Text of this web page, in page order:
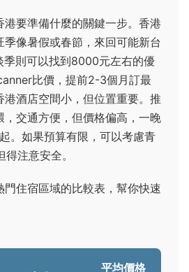
港要準備什麼的關鍵一步。香港
像暑假或春節，來回可能新台
則可以找到8000元左右的優
比價，提前2-3個月訂最
港酒店空間小，但位置重要。推
，交通方便，但價格偏高，一晚
。如果預算有限，可以考慮青
注意安全。
門住宿區域的比較表，幫你快速
平均價格